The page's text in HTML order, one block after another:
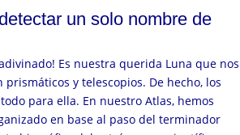
un solo nombre de
Es nuestra querida Luna que nos
y telescopios. De hecho, los
para ella. En nuestro Atlas, hemos
en base al paso del terminador